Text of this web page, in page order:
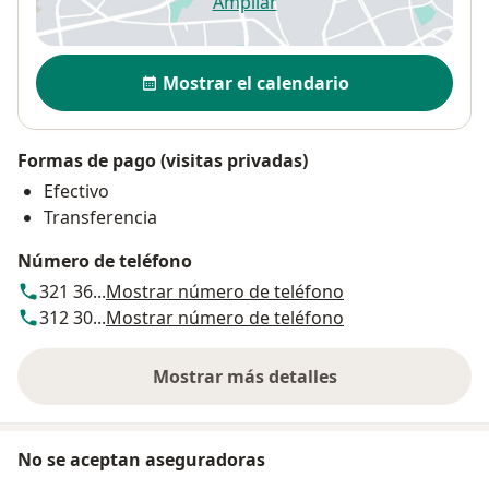
se abre en una nueva
Disponibilidad
Mostrar el calendario
Formas de pago (visitas privadas)
Efectivo
Transferencia
Número de teléfono
321 36...Mostrar número de teléfono
312 30...Mostrar número de teléfono
Mostrar más detalles
sobre la dirección
No se aceptan aseguradoras